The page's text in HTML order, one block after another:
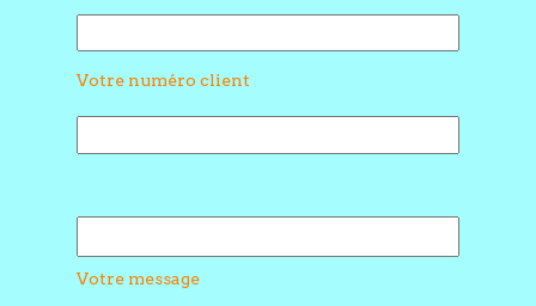
Votre numéro client
Votre message